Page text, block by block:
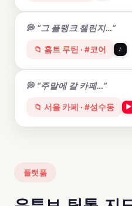
“그 플랭크 챌린지…”
📁 홈트 루틴 · #코어 ♪
“주말에 갈 카페…”
📁 서울 카페 · #성수동 ▶
플랫폼